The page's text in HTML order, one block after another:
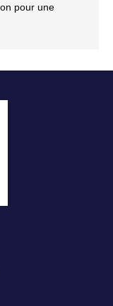
pour une